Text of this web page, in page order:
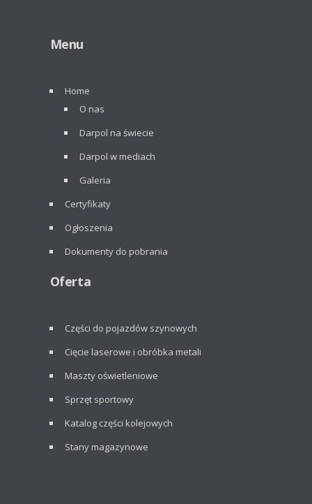
Menu
Home
O nas
Darpol na świecie
Darpol w mediach
Galeria
Certyfikaty
Ogłoszenia
Dokumenty do pobrania
Oferta
Części do pojazdów szynowych
Cięcie laserowe i obróbka metali
Maszty oświetleniowe
Sprzęt sportowy
Katalog części kolejowych
Stany magazynowe